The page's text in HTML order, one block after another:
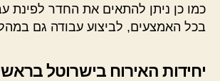
כמו כן ניתן להתאים את החדר לפינת
בכל האמצעים, לביצוע עבודה גם
יחידות האירוח בישרוטל